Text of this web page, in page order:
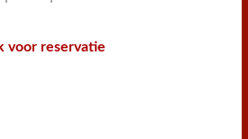
voor reservatie